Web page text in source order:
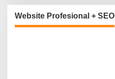
Website Profesional + SEO